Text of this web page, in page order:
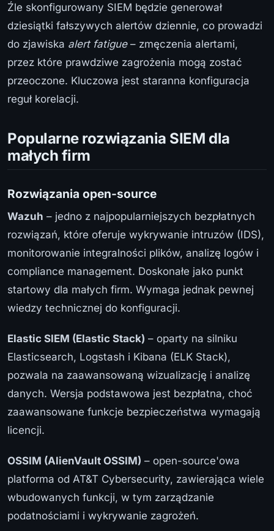
Źle skonfigurowany SIEM będzie generował
dziesiątki fałszywych alertów dziennie, co prowadzi
do zjawiska alert fatigue– zmęczenia alertami,
przez które prawdziwe zagrożenia mogą zostać
przeoczone. Kluczowa jest staranna konfiguracja
reguł korelacji.
Popularne rozwiązania SIEM dla
małych firm
Rozwiązania open-source
Wazuh – jedno z najpopularniejszych bezpłatnych
rozwiązań, które oferuje wykrywanie intruzów (IDS),
monitorowanie integralności plików, analizę logów i
compliance management. Doskonałe jako punkt
startowy dla małych firm. Wymaga jednak pewnej
wiedzy technicznej do konfiguracji.
Elastic SIEM (Elastic Stack) – oparty na silniku
Elasticsearch, Logstash i Kibana (ELK Stack),
pozwala na zaawansowaną wizualizację i analizę
danych. Wersja podstawowa jest bezpłatna, choć
zaawansowane funkcje bezpieczeństwa wymagają
licencji.
OSSIM (AlienVault OSSIM) – open-source'owa
platforma od AT&T Cybersecurity, zawierająca wiele
wbudowanych funkcji, w tym zarządzanie
podatnościami i wykrywanie zagrożeń.